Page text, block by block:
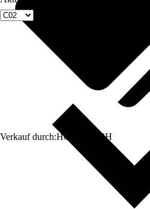
Verkauf durch:HORNBACH